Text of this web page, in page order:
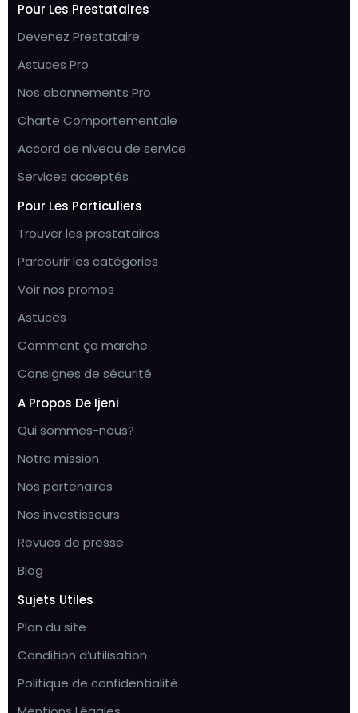
Pour Les Prestataires
Devenez Prestataire
Astuces Pro
Nos abonnements Pro
Charte Comportementale
Accord de niveau de service
Services acceptés
Pour Les Particuliers
Trouver les prestataires
Parcourir les catégories
Voir nos promos
Astuces
Comment ça marche
Consignes de sécurité
A Propos De Ijeni
Qui sommes-nous?
Notre mission
Nos partenaires
Nos investisseurs
Revues de presse
Blog
Sujets Utiles
Plan du site
Condition d’utilisation
Politique de confidentialité